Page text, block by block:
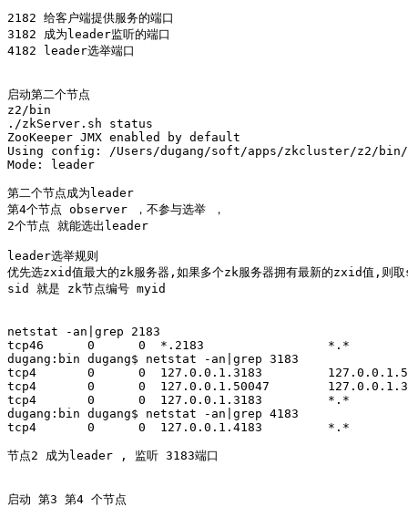
2182 给客户端提供服务的端口
3182 成为leader监听的端口
4182 leader选举端口
启动第二个节点
z2/bin
./zkServer.sh status
ZooKeeper JMX enabled by default
Using config: /Users/dugang/soft/apps/zkcluster/z2/
Mode: leader
第二个节点成为leader
第4个节点 observer ，不参与选举 ，
2个节点 就能选出leader
leader选举规则
优先选zxid值最大的zk服务器,如果多个zk服务器拥有最新的zxid值,则
sid 就是 zk节点编号 myid
netstat -an|grep 2183
tcp46      0      0  *.2183                 *.*
dugang:bin dugang$ netstat -an|grep 3183
tcp4       0      0  127.0.0.1.3183
tcp4       0      0  127.0.0.1.50047
tcp4       0      0  127.0.0.1.3183         *.*
dugang:bin dugang$ netstat -an|grep 4183
tcp4       0      0  127.0.0.1.4183         *.*
节点2 成为leader , 监听 3183端口
启动 第3 第4 个节点